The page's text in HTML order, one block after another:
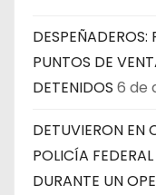
PUNTOS DE
DETENIDOS 6 de
DETUVIERON EN
POLICÍA
DURANTE UN